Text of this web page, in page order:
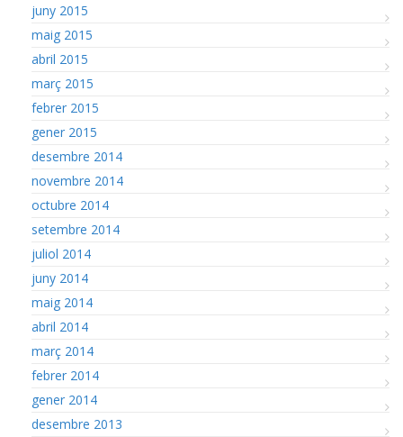
juny 2015
maig 2015
abril 2015
març 2015
febrer 2015
gener 2015
desembre 2014
novembre 2014
octubre 2014
setembre 2014
juliol 2014
juny 2014
maig 2014
abril 2014
març 2014
febrer 2014
gener 2014
desembre 2013